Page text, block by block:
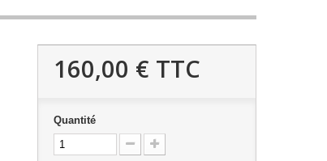
160,00 € TTC
Quantité